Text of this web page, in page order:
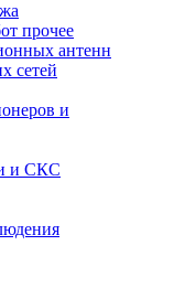
прочее
антенн
сетей
и
и СКС